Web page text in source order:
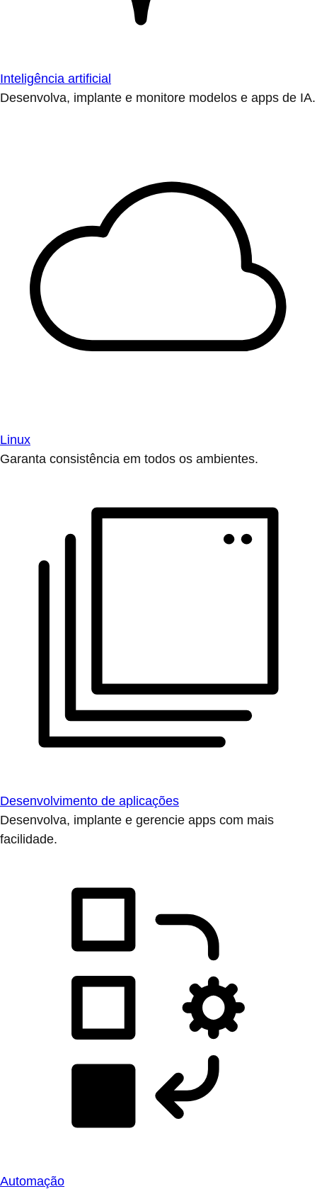
Inteligência artificial
Desenvolva, implante e monitore modelos e apps de IA.
Linux
Garanta consistência em todos os ambientes.
Desenvolvimento de aplicações
Desenvolva, implante e gerencie apps com mais
facilidade.
Automação